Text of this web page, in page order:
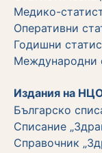
Медико-
Оперативни
Годишни
Международни
Издания на
Българско
Списание
Справочник